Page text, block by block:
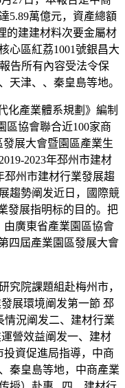
5.89萬億元，資產總額
的建建材料次要金屬材
心區紅荔1001號銀昌大
告所有內容受法令保
天津、、秦皇島等地。
產業體系規劃》編制
區協會聯合近100家商
發展大會暨園區產業生
2023年邳州市建材
邳州市建材行業發展趨
趨勢阐发近日，國際競
發展指明标的目的。把
由廣東省產業園區協會
四屆產業園區發展大會
院課題組赴梅州市，
展環境阐发第一節 邳
情況阐发二、建材行業
營效益阐发一、建材
投資促進局指導，中商
秦皇島等地，中商產業